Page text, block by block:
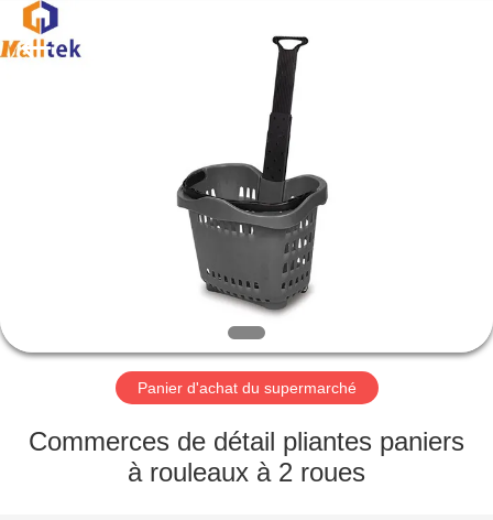
AU
SUJET
NOUS
Suzhou
Malltek
Supply
China
Panier d'achat du supermarché
Commerces de détail pliantes paniers
à rouleaux à 2 roues